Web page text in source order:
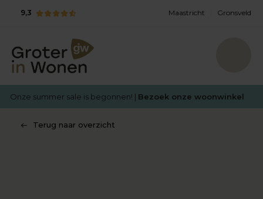
9,3 Maastricht Gronsveld
Onze summer sale is begonnen! | Bezoek onze woonwinkel
Terug naar overzicht